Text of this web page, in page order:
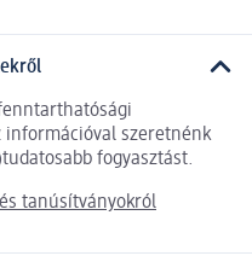
információval szeretnénk
fogyasztást.
tanúsítványokról